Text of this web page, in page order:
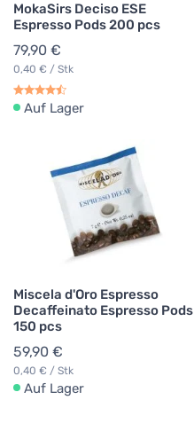
MokaSirs Deciso ESE
Espresso Pods 200 pcs
79,90 €
0,40 € / Stk
Auf Lager
Miscela d'Oro Espresso
Decaffeinato Espresso Pods
150 pcs
59,90 €
0,40 € / Stk
Auf Lager